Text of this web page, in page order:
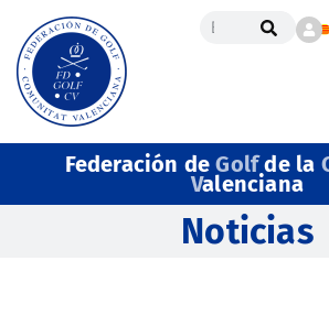
Federación deGolfde la
Valenciana
Noticias